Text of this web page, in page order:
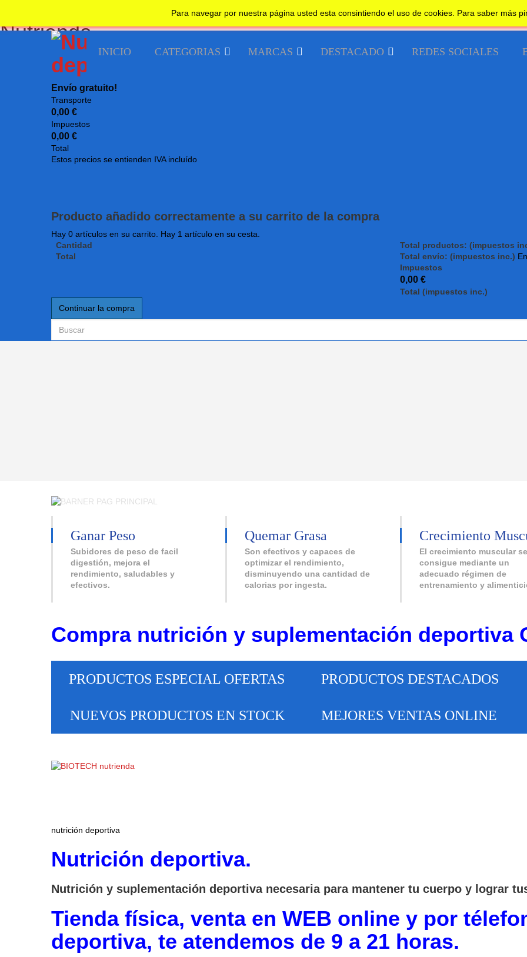
INICIO CATEGORIAS MARCAS DESTACADO REDES SOCIALES
Envío gratuito!
Transporte
0,00 €
Impuestos
0,00 €
Total
Estos precios se entienden IVA incluído
Producto añadido correctamente a su carrito de la compra
Hay 0 artículos en su carrito. Hay 1 artículo en su cesta.
Cantidad
Total
Total productos: (impuestos
Total envío: (impuestos inc.)
Impuestos
0,00 €
Total (impuestos inc.)
Continuar la compra
Nutrienda
Fitness
Alcanza tus metas
Ganar Peso
Subidores de peso de facil
digestión, mejora el
rendimiento, saludables y
efectivos.
Quemar Grasa
Son efectivos y capaces de
optimizar el rendimiento,
disminuyendo una cantidad de
calorias por ingesta.
Crecimiento
El crecimiento muscular se
consigue mediante un
adecuado régimen de
entrenamiento y
Compra nutrición y suplementación deportiva
PRODUCTOS ESPECIAL OFERTAS PRODUCTOS DESTACADOS
NUEVOS PRODUCTOS EN STOCK MEJORES VENTAS ONLINE
nutrición deportiva
Nutrición deportiva.
Nutrición y suplementación deportiva necesaria para mantener tu cuerpo y lograr
Tienda física, venta en WEB online y por
deportiva, te atendemos de 9 a 21 horas.
Para navegar por nuestra página usted esta consintiendo el uso de cookies. Para saber más